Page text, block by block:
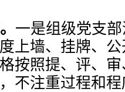
一是组级党支
上墙、挂牌、
按照提、评、
不注重过程和